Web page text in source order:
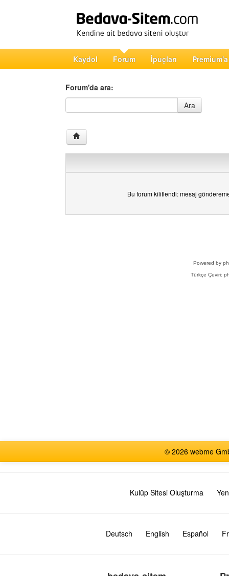
Kaydol Forum İpuçları
Forum'da ara:
Forum'da ara
Ara
Bu forum kilitlendi: mesaj
Powered by
Türkçe Çeviri:
© 2026 webme
Kulüp Sitesi Oluşturma
Deutsch English Español